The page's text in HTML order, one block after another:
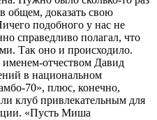
общем, доказать свою
подобного у нас не
справедливо полагал, что
Так оно и происходило.
отчеством Давид
в национальном
70», плюс, конечно,
клуб привлекательным для
«Пусть Миша